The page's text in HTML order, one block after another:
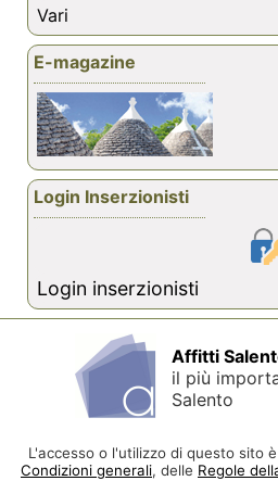
Vari
E-magazine
Login Inserzionisti
Login inserzionisti
Affitti
il più
Salento
L'accesso o l'utilizzo di questo sito
Condizioni generali, delle Regole